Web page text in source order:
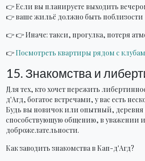
👉 Если вы планируете выходить
👉 ваше жильё должно быть поблизости
👉 👉 Иначе: такси, прогулка, потеря
👉Посмотреть квартиры рядом с
15. Знакомства и
Для тех, кто хочет пережить
д'Агд, богатое встречами, у вас есть
Будь вы новичок или опытный, деревня
способствующую общению, в уважении и
доброжелательности.
Как заводить знакомства в Кап-д'Агд?